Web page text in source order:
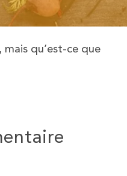
qu’est-ce que